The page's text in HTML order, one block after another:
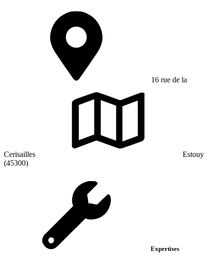
16 rue de la
Cerisailles
Estouy
(45300)
Expertises